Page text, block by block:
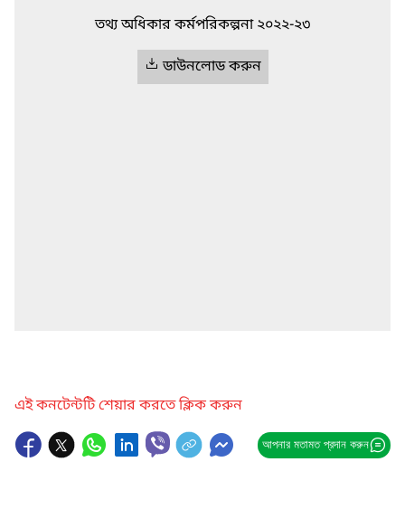
তথ্য অধিকার কর্মপরিকল্পনা ২০২২-২৩
ডাউনলোড করুন
এই কনটেন্টটি শেয়ার করতে ক্লিক করুন
আপনার মতামত প্রদান করুন